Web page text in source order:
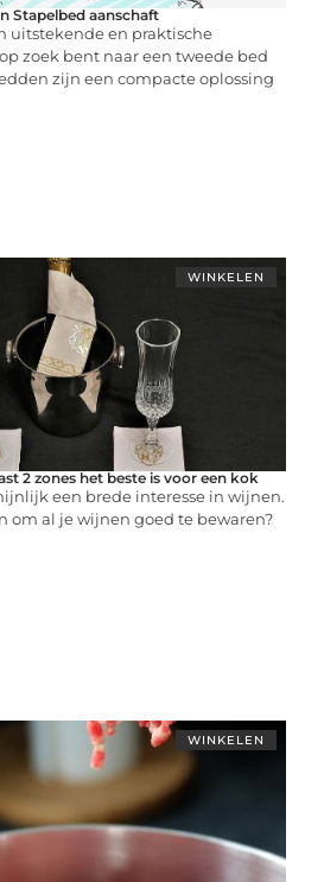
Stapelbed aanschaft
uitstekende en praktische
zoek bent naar een tweede bed
zijn een compacte oplossing
WINKELEN
2 zones het beste is voor een kok
een brede interesse in wijnen.
om al je wijnen goed te bewaren?
WINKELEN